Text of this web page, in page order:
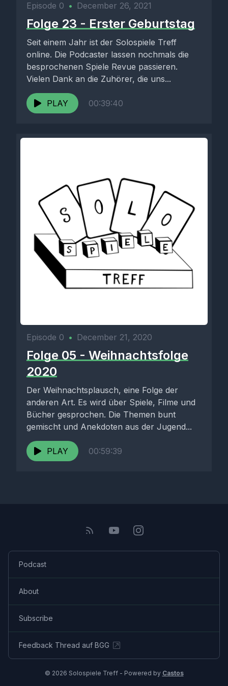
Episode 0 • December 26, 2021
Folge 23 - Erster Geburtstag
Seit einem Jahr ist der Solospiele Treff
online. Die Podcaster lassen nochmals die
besprochenen Spiele Revue passieren.
Vielen Dank an die Zuhörer, die uns...
PLAY 00:39:40
Episode 0 • December 21, 2020
Folge 05 - Weihnachtsfolge
2020
Der Weihnachtsplausch, eine Folge der
anderen Art. Es wird über Spiele, Filme und
Bücher gesprochen. Die Themen bunt
gemischt und Anekdoten aus der Jugend...
PLAY 00:59:39
Podcast
About
Subscribe
Feedback Thread auf BGG
© 2026 Solospiele Treff - Powered by Castos